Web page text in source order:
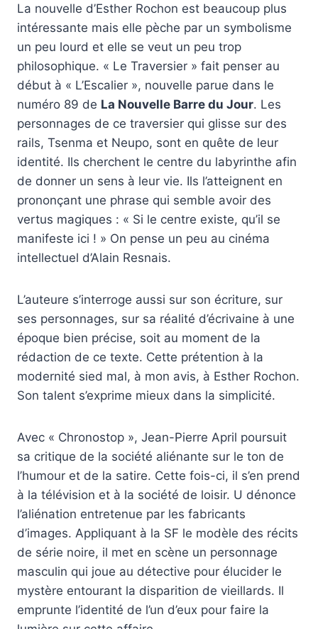
La nouvelle d’Esther Rochon est beaucoup plus
intéressante mais elle pèche par un symbolisme
un peu lourd et elle se veut un peu trop
philosophique. « Le Traversier » fait penser au
début à « L’Escalier », nouvelle parue dans le
numéro 89 de La Nouvelle Barre du Jour. Les
personnages de ce traversier qui glisse sur des
rails, Tsenma et Neupo, sont en quête de leur
identité. Ils cherchent le centre du labyrinthe afin
de donner un sens à leur vie. Ils l’atteignent en
prononçant une phrase qui semble avoir des
vertus magiques : « Si le centre existe, qu’il se
manifeste ici ! » On pense un peu au cinéma
intellectuel d’Alain Resnais.
L’auteure s’interroge aussi sur son écriture, sur
ses personnages, sur sa réalité d’écrivaine à une
époque bien précise, soit au moment de la
rédaction de ce texte. Cette prétention à la
modernité sied mal, à mon avis, à Esther Rochon.
Son talent s’exprime mieux dans la simplicité.
Avec « Chronostop », Jean-Pierre April poursuit
sa critique de la société aliénante sur le ton de
l’humour et de la satire. Cette fois-ci, il s’en prend
à la télévision et à la société de loisir. U dénonce
l’aliénation entretenue par les fabricants
d’images. Appliquant à la SF le modèle des récits
de série noire, il met en scène un personnage
masculin qui joue au détective pour élucider le
mystère entourant la disparition de vieillards. Il
emprunte l’identité de l’un d’eux pour faire la